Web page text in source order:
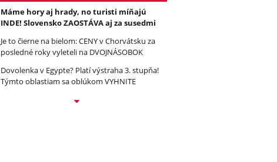
Máme hory aj hrady, no turisti míňajú
INDE! Slovensko ZAOSTÁVA aj za susedmi
Je to čierne na bielom: CENY v Chorvátsku za
posledné roky vyleteli na DVOJNÁSOBOK
Dovolenka v Egypte? Platí výstraha 3. stupňa!
Týmto oblastiam sa oblúkom VYHNITE